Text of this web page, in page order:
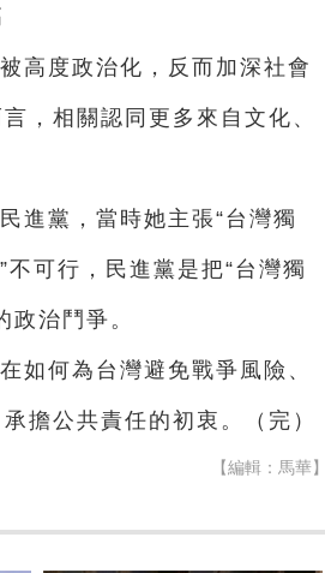
高度政治化，反而加深社會
，相關認同更多來自文化、
進黨，當時她主張“台灣獨
可行，民進黨是把“台灣獨
治鬥爭。
如何為台灣避免戰爭風險、
擔公共責任的初衷。（完）
【編輯：馬華】